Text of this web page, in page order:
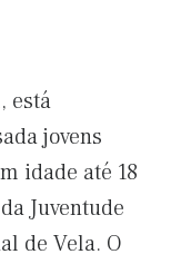
está
jovens
idade até 18
Juventude
de Vela. O